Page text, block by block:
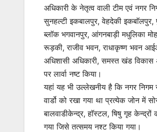
अधिकारी के नेतृत्व वाली टीम एवं नगर
सुनहल्टी इकबालपुर, वेहदेकी इकबाॅलपुर,
ब्लाॅक भगवानपुर, आंगनबाड़ी मधुलिका
रूड़की, राजीव भवन, राधाकृष्ण भवन
अधिशासी अधिकारी, समस्त खंड
पर लार्वा नष्ट किया।
यहां यह भी उल्लेखनीय है कि नगर
वार्डो को रखा गया था प्रत्येक जोन में
बालवाडीकेन्द्र, हाॅस्टल, षिषु गृह
गया जिसे तत्समय नश्ट किया गया।